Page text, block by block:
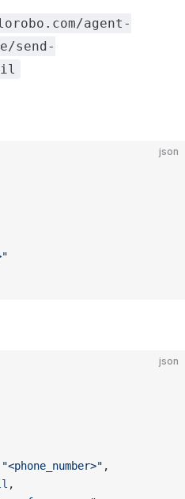
agent-
send-
json
json
"<phone_number>" ,
,